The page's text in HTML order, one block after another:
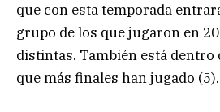
que con esta temporada
grupo de los que jugaron en
distintas. También está dentro
que más finales han jugado (5).